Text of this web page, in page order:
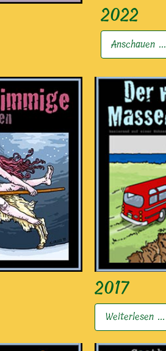
2022
Anschauen ...
2017
Weiterlesen ...